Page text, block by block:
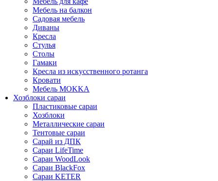
Мебель на балкон
Садовая мебель
Диваны
Кресла
Стулья
Столы
Гамаки
Кресла из искусственного ротанга
Кровати
Мебель MOKKA
Хозблоки сараи
Пластиковые сараи
Хозблоки
Металлические сараи
Тентовые сараи
Сарай из ДПК
Cараи LifeTime
Cараи WoodLook
Сараи BlackFox
Сараи KETER